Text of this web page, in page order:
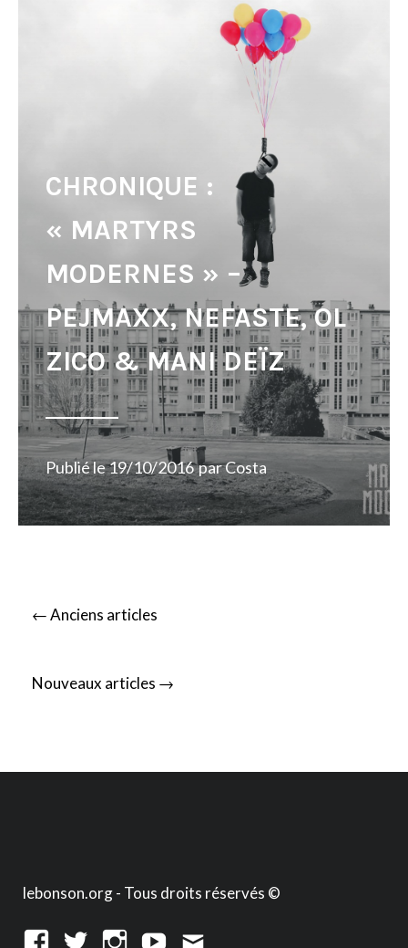
CHRONIQUE :
« MARTYRS
MODERNES » –
PEJMAXX, NEFASTE, OL
ZICO & MANI DEÏZ
Publié le19/10/2016 parCosta
Posts
navigation
←Anciens articles
Nouveaux articles →
lebonson.org - Tous droits réservés ©